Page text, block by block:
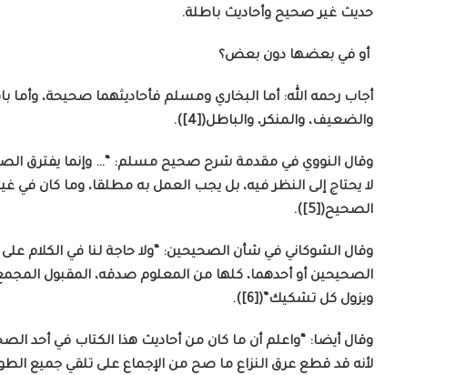
حديث غير صحيح وأحاديث باطلة.
أو في بعضها دون بعض؟
أجاب رحمه الله: أما البخاري ومسلم فأحاديثهما صحيحة، وأما
والضعيف، والمنكر، والباطل([4]).
وقال النووي في مقدمة شرح صحيح مسلم: “… وإنما يفترق
لا يحتاج إلى النظر فيه، بل يجب العمل به مطلقا، وما كان في
الصحيح([5]).
وقال الشوكاني في شأن الصحيحين: “ولا حاجة لنا في الكلام
الصحيحين أو أحدهما، كلها من المعلوم صدقه، المقبول
ويزول كل تشكيك”([6]).
وقال أيضا: “واعلم أن ما كان من أحاديث هذا الكتاب في أحد
لأنه قد قطع عرق النزاع ما صح من الإجماع على تلقي جميع